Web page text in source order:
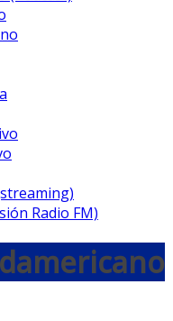
Radio FM)